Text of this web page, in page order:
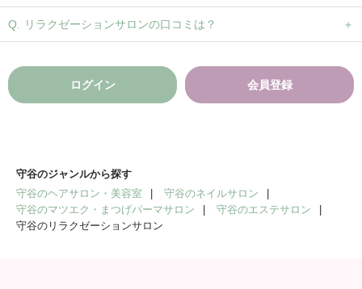
リラクゼーションサロンの口コミは？
ログイン 会員登録
守谷のジャンルから探す
守谷のヘアサロン・美容室
守谷のネイルサロン
守谷のマツエク・まつげパーマサロン
守谷のエステサロン
守谷のリラクゼーションサロン